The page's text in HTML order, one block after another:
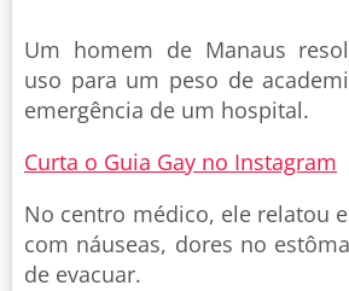
Um homem de Manaus
uso para um peso de
emergência de um hospital.
Curta o Guia Gay no Instagram
No centro médico, ele relatou
com náuseas, dores no
de evacuar.